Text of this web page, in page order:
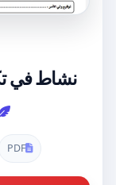
نشاط في
PDF